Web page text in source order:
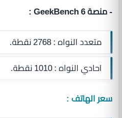
- منصة GeekBench 6 :
متعدد النواه : 2768 نقطة.
احادي النواه : 1010 نقطة.
سعر الهاتف :